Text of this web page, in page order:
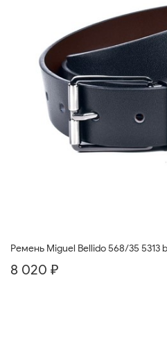
Ремень Miguel Bellido 568/35 5313
8 020 ₽